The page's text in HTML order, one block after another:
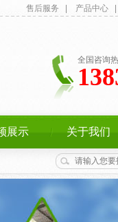
售后服务 产品中心
全国咨询
展示 关于我们